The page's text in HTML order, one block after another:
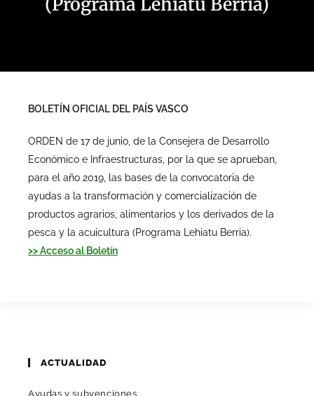
BOLETÍN OFICIAL DEL PAÍS VASCO
ORDEN de 17 de junio, de la Consejera de Desarrollo
Económico e Infraestructuras, por la que se aprueban,
para el año 2019, las bases de la convocatoria de
ayudas a la transformación y comercialización de
productos agrarios, alimentarios y los derivados de la
pesca y la acuicultura (Programa Lehiatu Berria).
>> Acceso al Boletín
ACTUALIDAD
Ayudas y subvenciones